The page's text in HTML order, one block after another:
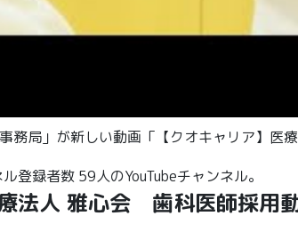
務局」が新しい動画「【クオキャリア】
登録者数 59人のYouTubeチャンネル。
法人 雅心会 歯科医師採用